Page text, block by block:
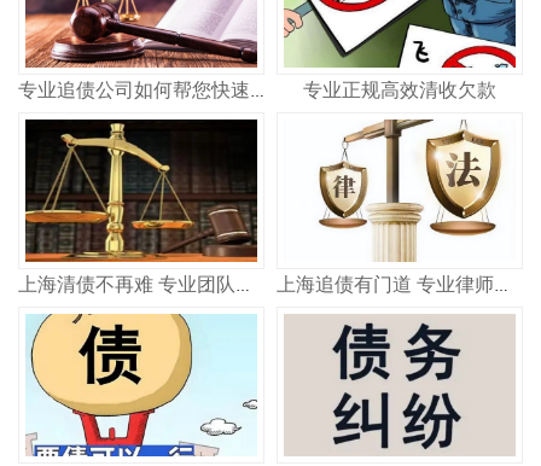
专业正规高效清收欠款